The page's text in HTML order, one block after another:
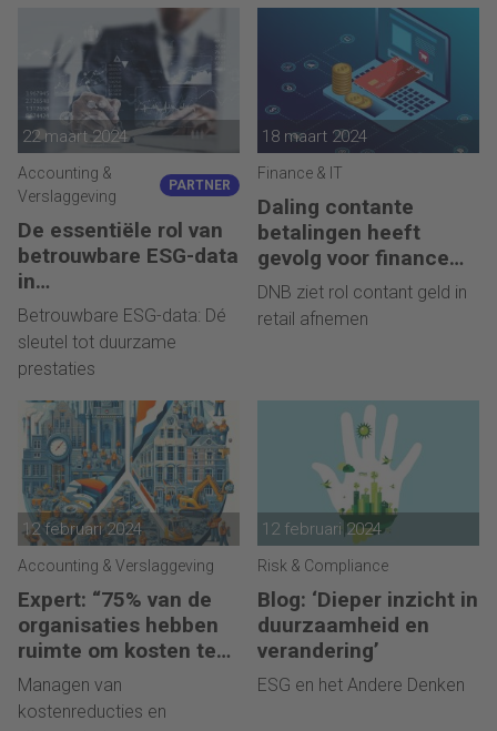
22 maart 2024
Accounting &
Verslaggeving
PARTNER
De essentiële rol van
betrouwbare ESG-data
in
duurzaamheidsrappor
tage
Betrouwbare ESG-data: Dé
sleutel tot duurzame
prestaties
18 maart 2024
Finance & IT
Daling contante
betalingen heeft
gevolg voor finance
management
DNB ziet rol contant geld in
retail afnemen
12 februari 2024
Accounting & Verslaggeving
Expert: “75% van de
organisaties hebben
ruimte om kosten te
besparen”
Managen van
kostenreducties en
12 februari 2024
Risk & Compliance
Blog: ‘Dieper inzicht in
duurzaamheid en
verandering’
ESG en het Andere Denken